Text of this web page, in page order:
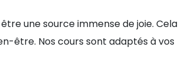
une source immense de joie. Cela
être. Nos cours sont adaptés à vos